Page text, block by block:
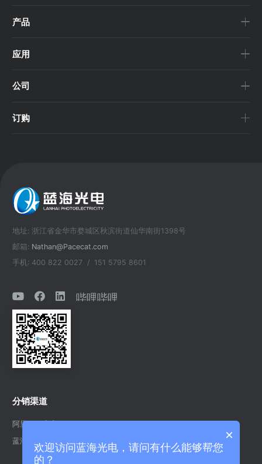
产品
应用
公司
订购
地址: 浙江省金华市婺城区秋滨街道仙华南街1398号
邮箱: Nathan@Pacecat.com
手机: 400 822 0027 / 151 5795 8601
哔哩哔哩
分销渠道
阿里巴巴官方
蓝海光电英文站
×
欢迎访问蓝海光电，请问有什么能够帮您
的？